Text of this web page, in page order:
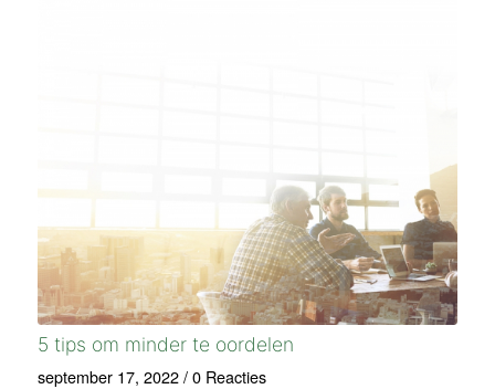
5 tips om minder te oordelen
september 17, 2022 / 0 Reacties